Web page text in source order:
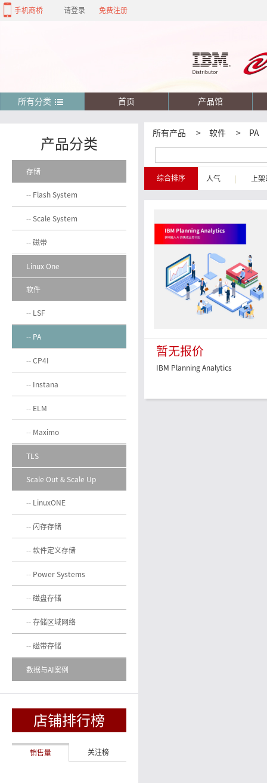
手机商桥 请登录 免费注册
所有分类 首页 产品馆
所有产品 > 软件 > PA
综合排序 人气 上
暂无报价
IBM Planning Analytics
产品分类
存储
Flash System
Scale System
磁带
Linux One
软件
LSF
PA
CP4I
Instana
ELM
Maximo
TLS
Scale Out & Scale Up
LinuxONE
闪存存储
软件定义存储
Power Systems
磁盘存储
存储区域网络
磁带存储
数据与AI案例
店铺排行榜
销售量 关注榜